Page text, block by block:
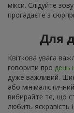
мікси. Слідуйте
прогадаєте з
Для
Квіткова увага
говорити про день
дуже важливий.
або
вибирайте те, що
любить яскравість